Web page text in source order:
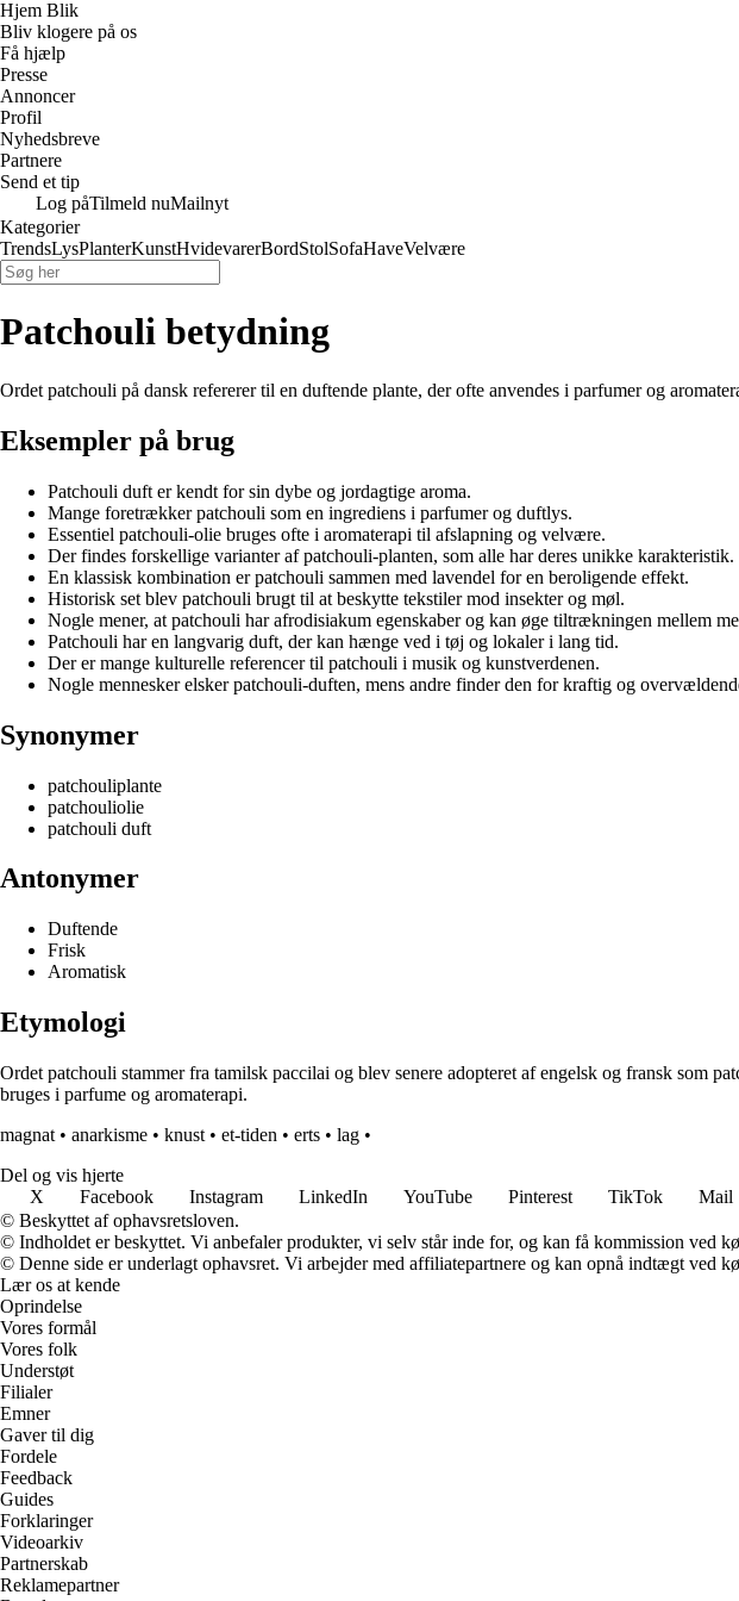
Hjem Blik
Bliv klogere på os
Få hjælp
Presse
Annoncer
Profil
Nyhedsbreve
Partnere
Send et tip
Log påTilmeld nuMailnyt
Kategorier
TrendsLysPlanterKunstHvidevarerBordStolSofaHaveVelvære
Patchouli betydning
Ordet patchouli på dansk refererer til en duftende plante, der ofte anvendes i parfumer og
Eksempler på brug
Patchouli duft er kendt for sin dybe og jordagtige aroma.
Mange foretrækker patchouli som en ingrediens i parfumer og duftlys.
Essentiel patchouli-olie bruges ofte i aromaterapi til afslapning og velvære.
Der findes forskellige varianter af patchouli-planten, som alle har deres unikke karakteristik.
En klassisk kombination er patchouli sammen med lavendel for en beroligende effekt.
Historisk set blev patchouli brugt til at beskytte tekstiler mod insekter og møl.
Nogle mener, at patchouli har afrodisiakum egenskaber og kan øge tiltrækningen mellem
Patchouli har en langvarig duft, der kan hænge ved i tøj og lokaler i lang tid.
Der er mange kulturelle referencer til patchouli i musik og kunstverdenen.
Nogle mennesker elsker patchouli-duften, mens andre finder den for kraftig og
Synonymer
patchouliplante
patchouliolie
patchouli duft
Antonymer
Duftende
Frisk
Aromatisk
Etymologi
Ordet patchouli stammer fra tamilsk paccilai og blev senere adopteret af engelsk og fransk som
bruges i parfume og aromaterapi.
magnat • anarkisme • knust • et-tiden • erts • lag •
Del og vis hjerte
X
Facebook Instagram LinkedIn YouTube Pinterest TikTok Mail
© Beskyttet af ophavsretsloven.
© Indholdet er beskyttet. Vi anbefaler produkter, vi selv står inde for, og kan få kommission ved
© Denne side er underlagt ophavsret. Vi arbejder med affiliatepartnere og kan opnå indtægt ved
Lær os at kende
Oprindelse
Vores formål
Vores folk
Understøt
Filialer
Emner
Gaver til dig
Fordele
Feedback
Guides
Forklaringer
Videoarkiv
Partnerskab
Reklamepartner